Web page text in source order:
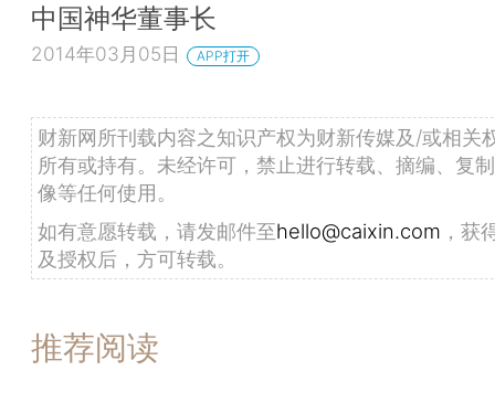
中国神华董事长
2014年03月05日 APP打开
财新网所刊载内容之知识产权为财新传媒及/或相关
所有或持有。未经许可，禁止进行转载、摘编、复
像等任何使用。
如有意愿转载，请发邮件至hello@caixin.com ，获
及授权后，方可转载。
推荐阅读